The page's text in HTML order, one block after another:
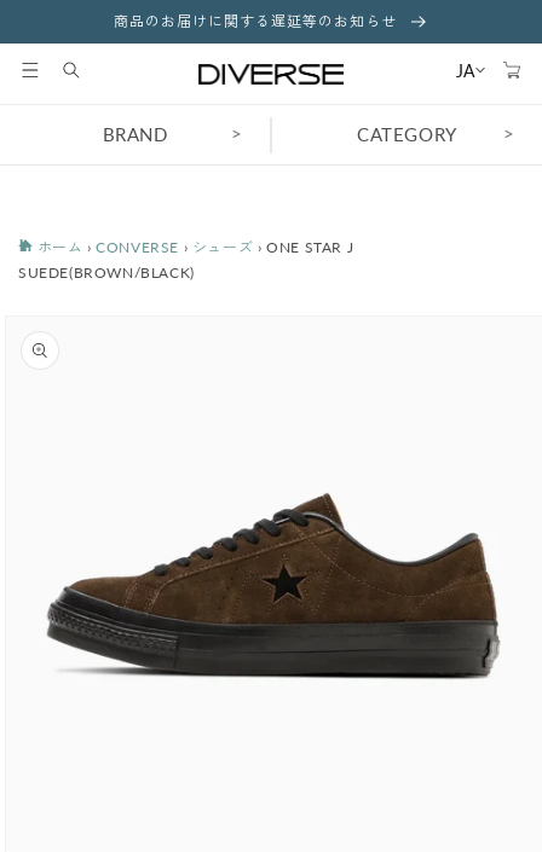
進む
商品のお届けに関する遅延等のお知らせ
JA
カ
ー
BRAND > CATEGORY >
ホーム › CONVERSE › シューズ › ONE STAR J
SUEDE(BROWN/BLACK)
報にス
キップ